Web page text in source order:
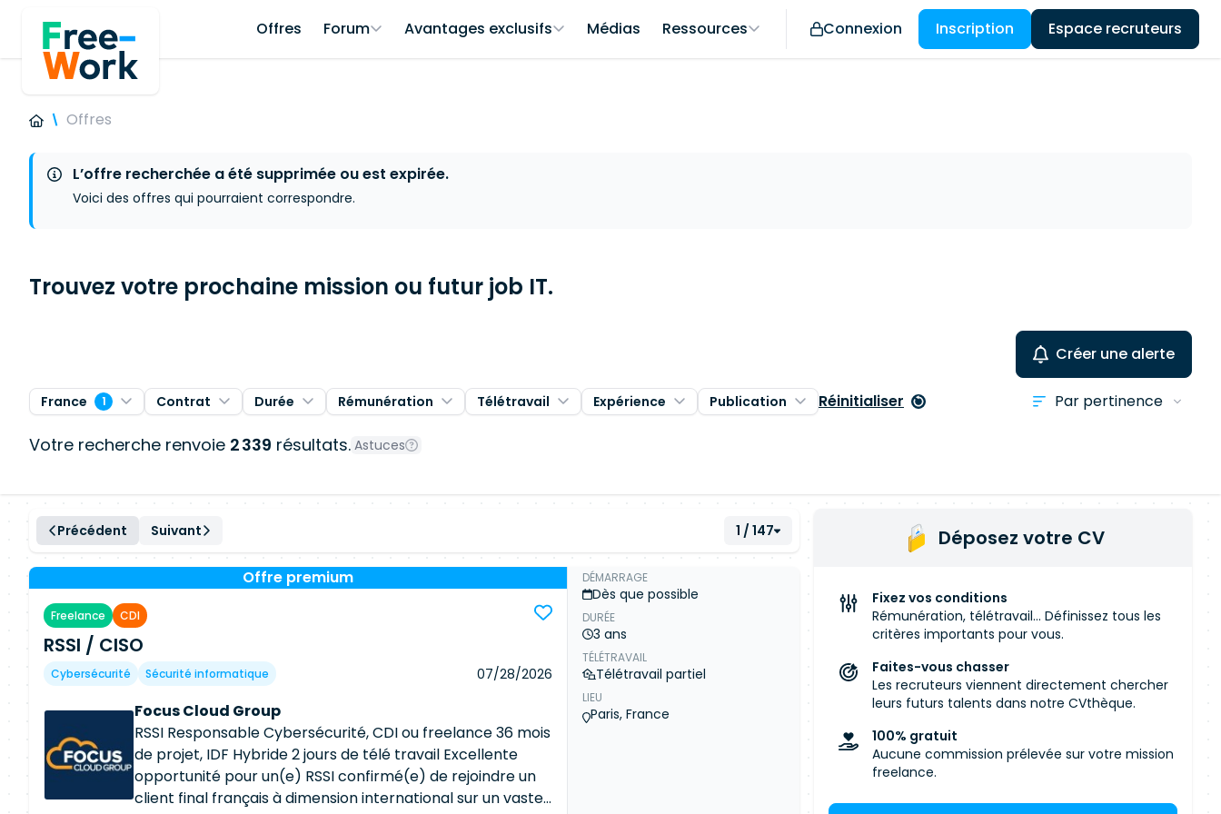
Offres Forum Avantages exclusifs Médias Ressources Connexion Inscription Espace recruteurs
Offres
L’offre recherchée a été supprimée ou est expirée.
Voici des offres qui pourraient correspondre.
Trouvez votre prochaine mission ou futur job IT.
Créer une alerte
France 1 Contrat Durée Rémunération Télétravail Expérience Publication Réinitialiser
Votre recherche renvoie 2 339 résultats. Astuces
Précédent Suivant 1 / 147
Offre premium
Freelance CDI
RSSI / CISO
Cybersécurité Sécurité informatique 07/28/2026
Focus Cloud Group
RSSI Responsable Cybersécurité, CDI ou freelance 36 mois
de projet, IDF Hybride 2 jours de télé travail Excellente
opportunité pour un(e) RSSI confirmé(e) de rejoindre un
client final français à dimension international sur un vaste
DÉMARRAGE
Dès que possible
DURÉE
3 ans
TÉLÉTRAVAIL
Télétravail partiel
LIEU
Paris, France
Déposez votre CV
Fixez vos conditions
Rémunération, télétravail... Définissez tous les
critères importants pour vous.
Faites-vous chasser
Les recruteurs viennent directement chercher
leurs futurs talents dans notre CVthèque.
100% gratuit
Aucune commission prélevée sur votre mission
freelance.